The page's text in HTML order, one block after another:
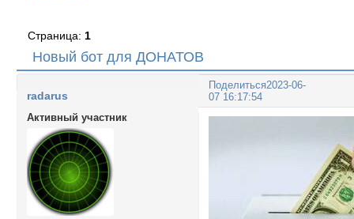
Новый бот для ДОНАТОВ
Страница: 1
Поделиться2023-06-
07 16:17:54
radarus
Активный участник